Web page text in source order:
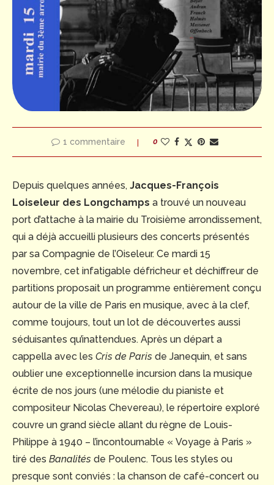
1 commentaire 0
Depuis quelques années, Jacques-François
Loiseleur des Longchamps a trouvé un nouveau
port d’attache à la mairie du Troisième arrondissement,
qui a déjà accueilli plusieurs des concerts présentés
par sa Compagnie de l’Oiseleur. Ce mardi 15
novembre, cet infatigable défricheur et déchiffreur de
partitions proposait un programme entièrement conçu
autour de la ville de Paris en musique, avec à la clef,
comme toujours, tout un lot de découvertes aussi
séduisantes qu’inattendues. Après un départ a
cappella avec les Cris de Paris de Janequin, et sans
oublier une exceptionnelle incursion dans la musique
écrite de nos jours (une mélodie du pianiste et
compositeur Nicolas Chevereau), le répertoire exploré
couvre un grand siècle allant du règne de Louis-
Philippe à 1940 – l’incontournable « Voyage à Paris »
tiré des Banalités de Poulenc. Tous les styles ou
presque sont conviés : la chanson de café-concert ou